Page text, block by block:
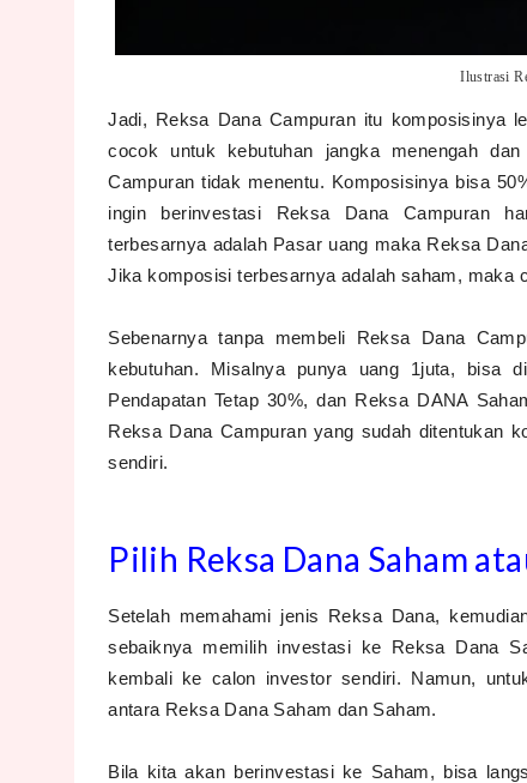
Ilustrasi
Jadi, Reksa Dana Campuran itu komposisinya
cocok untuk kebutuhan jangka menengah
Campuran tidak menentu. Komposisinya bisa
ingin berinvestasi Reksa Dana Campuran
terbesarnya adalah Pasar uang maka Reksa
Jika komposisi terbesarnya adalah saham, maka
Sebenarnya tanpa membeli Reksa Dana
kebutuhan. Misalnya punya uang 1juta, bisa
Pendapatan Tetap 30%, dan Reksa DANA
Reksa Dana Campuran yang sudah ditentukan
sendiri.
Pilih Reksa Dana Saham
Setelah memahami jenis Reksa Dana,
sebaiknya memilih investasi ke Reksa Dana
kembali ke calon investor sendiri. Namun,
antara Reksa Dana Saham dan Saham.
Bila kita akan berinvestasi ke Saham, bisa